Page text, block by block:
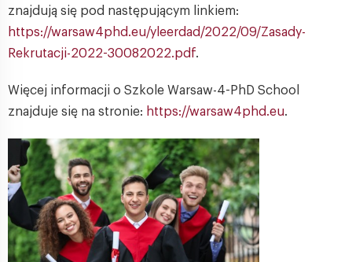
znajdują się pod następującym linkiem:
https://warsaw4phd.eu/yleerdad/2022/09/Zasady-
Rekrutacji-2022-30082022.pdf.
Więcej informacji o Szkole Warsaw-4-PhD School
znajduje się na stronie: https://warsaw4phd.eu.